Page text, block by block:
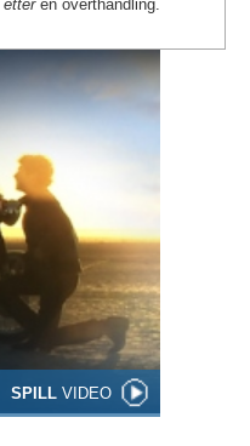
SPILL VIDEO
etteren overthandling.